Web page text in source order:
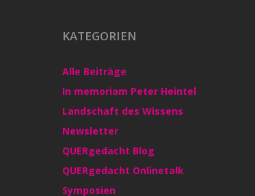
KATEGORIEN
Alle Beiträge
In memoriam Peter Heintel
Landschaft des Wissens
Newsletter
QUERgedacht Blog
QUERgedacht Onlinetalk